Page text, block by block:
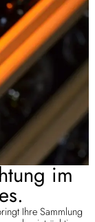
im
Ihre Sammlung